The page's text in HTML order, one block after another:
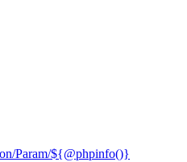
Param/${@phpinfo()}